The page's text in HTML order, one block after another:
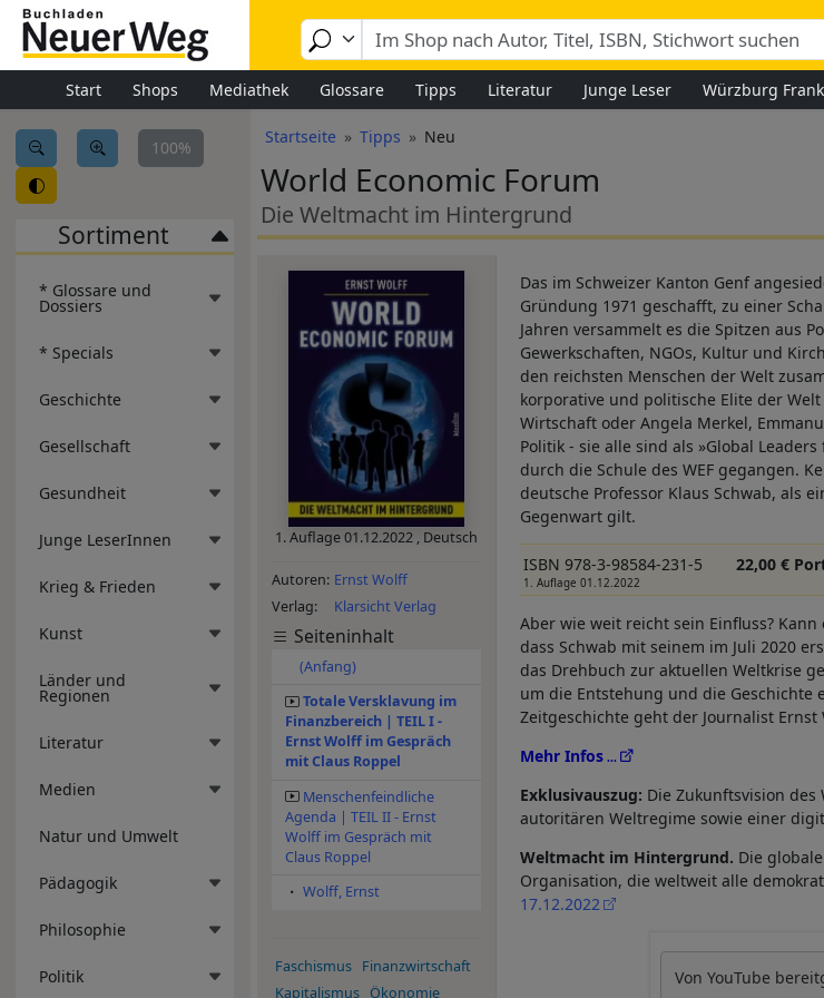
Direkt zum Inhalt
Image
Start Shops Mediathek Glossare Tipps Literatur Junge Leser Würzburg
100%
Sortiment
* Glossare und
Dossiers
* Specials
Geschichte
Gesellschaft
Gesundheit
Junge LeserInnen
Krieg & Frieden
Kunst
Länder und
Regionen
Literatur
Medien
Natur und Umwelt
Pädagogik
Philosophie
Politik
Pfadnavigation
Startseite Tipps
Neu
World Economic Forum
Die Weltmacht im Hintergrund
1. Auflage01.12.2022 , Deutsch
Autoren Ernst Wolff
Verlag
Klarsicht Verlag
Seiteninhalt
(Anfang)
Totale Versklavung im
Finanzbereich | TEIL I -
Ernst Wolff im Gespräch
mit Claus Roppel
Menschenfeindliche
Agenda | TEIL II - Ernst
Wolff im Gespräch mit
Claus Roppel
Wolff, Ernst
Faschismus
Finanzwirtschaft
Kapitalismus Ökonomie
Das im Schweizer Kanton Genf
Gründung 1971 geschafft, zu einer
Jahren versammelt es die Spitzen aus
Gewerkschaften, NGOs, Kultur und
den reichsten Menschen der Welt
korporative und politische Elite der Welt
Wirtschaft oder Angela Merkel,
Politik - sie alle sind als »Global
durch die Schule des WEF gegangen.
deutsche Professor Klaus Schwab, als
Gegenwart gilt.
ISBN 978-3-98584-231-5
1. Auflage 01.12.2022
22,00 €
Aber wie weit reicht sein Einfluss?
dass Schwab mit seinem im Juli 2020
das Drehbuch zur aktuellen Weltkrise
um die Entstehung und die
Zeitgeschichte geht der Journalist
Mehr Infos
Exklusivauszug: Die Zukunftsvision des
autoritären Weltregime sowie einer
Weltmacht im Hintergrund. Die
Organisation, die weltweit alle
17.12.2022
Von YouTube